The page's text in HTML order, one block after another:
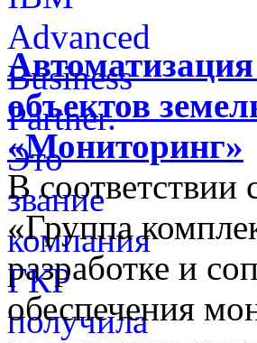
объектов
«Мониторинг»
В
«Группа
разработке и
обеспечения